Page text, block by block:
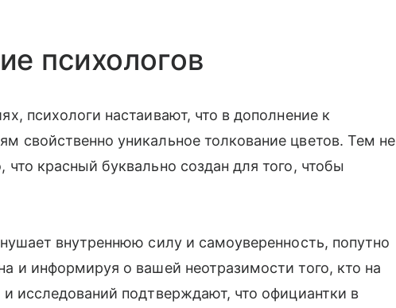
психологов
психологи настаивают, что в дополнение к
свойственно уникальное толкование цветов. Тем не
красный буквально создан для того, чтобы
внутреннюю силу и самоуверенность, попутно
и информируя о вашей неотразимости того, кто на
исследований подтверждают, что официантки в